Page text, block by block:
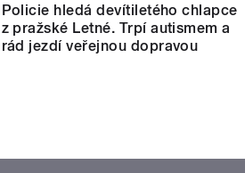
Policie hledá devítiletého chlapce
z pražské Letné. Trpí autismem a
rád jezdí veřejnou dopravou